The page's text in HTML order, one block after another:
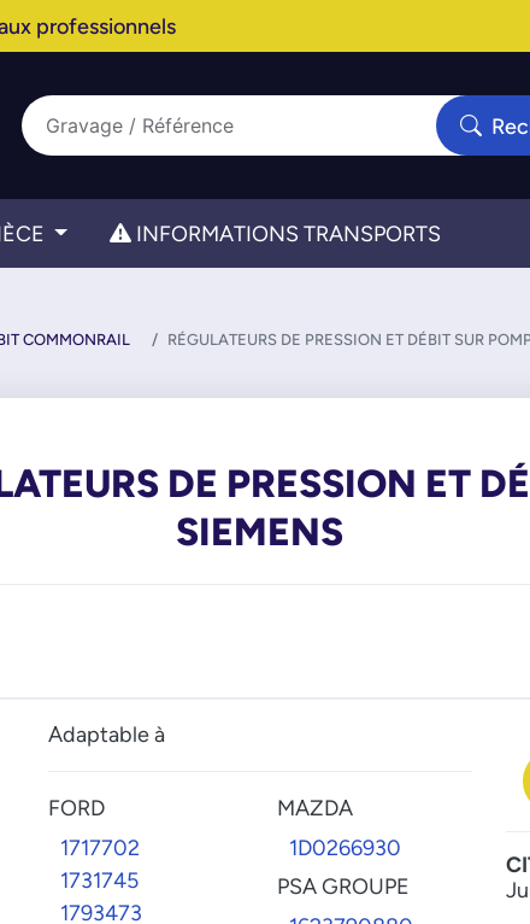
professionnels
INFORMATIONS TRANSPORTS
COMMONRAIL RÉGULATEURS DE PRESSION ET DÉBIT SUR
DE PRESSION ET
SIEMENS
Adaptable à
FORD
1717702
1731745
1793473
MAZDA
1D0266930
PSA GROUPE